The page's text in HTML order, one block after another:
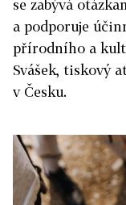
se zabývá
a podporuje
přírodního a
Svášek, tiskový
v Česku.